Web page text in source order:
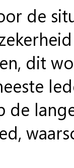
de
dit
de